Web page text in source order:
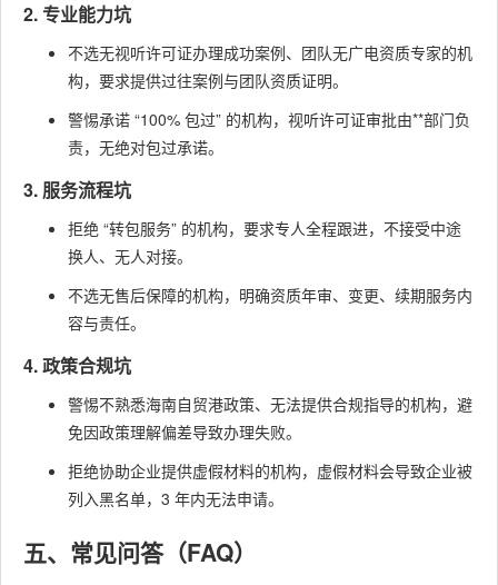
2. 专业能力坑
不选无视听许可证办理成功案例、团队无广电资质专家的机
构，要求提供过往案例与团队资质证明。
警惕承诺 “100% 包过” 的机构，视听许可证审批由**部门负
责，无绝对包过承诺。
3. 服务流程坑
拒绝 “转包服务” 的机构，要求专人全程跟进，不接受中途
换人、无人对接。
不选无售后保障的机构，明确资质年审、变更、续期服务内
容与责任。
4. 政策合规坑
警惕不熟悉海南自贸港政策、无法提供合规指导的机构，避
免因政策理解偏差导致办理失败。
拒绝协助企业提供虚假材料的机构，虚假材料会导致企业被
列入黑名单，3 年内无法申请。
五、常见问答（FAQ）